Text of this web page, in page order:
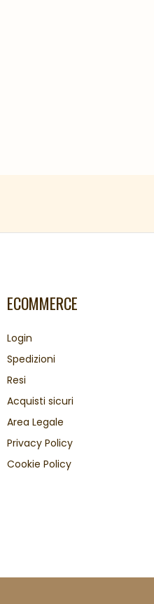
ECOMMERCE
Login
Spedizioni
Resi
Acquisti sicuri
Area Legale
Privacy Policy
Cookie Policy